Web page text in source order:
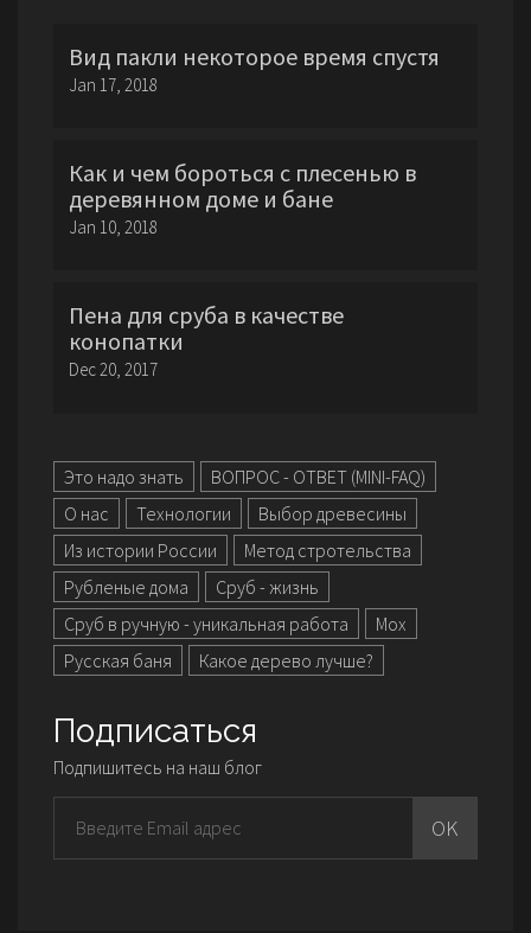
Вид пакли некоторое время спустя
Jan 17, 2018
Как и чем бороться с плесенью в
деревянном доме и бане
Jan 10, 2018
Пена для сруба в качестве
конопатки
Dec 20, 2017
Это надо знать
ВОПРОС - ОТВЕТ (MINI-FAQ)
О нас
Технологии
Выбор древесины
Из истории России
Метод стротельства
Рубленые дома
Сруб - жизнь
Сруб в ручную - уникальная работа
Мох
Русская баня
Какое дерево лучше?
Подписаться
Подпишитесь на наш блог